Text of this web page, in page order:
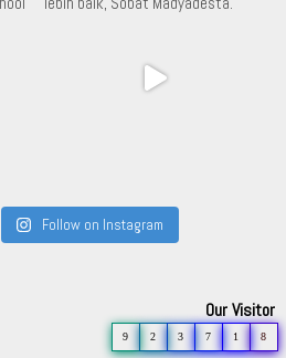
Follow on Instagram
Our Visitor
9 2 3 7 1 8